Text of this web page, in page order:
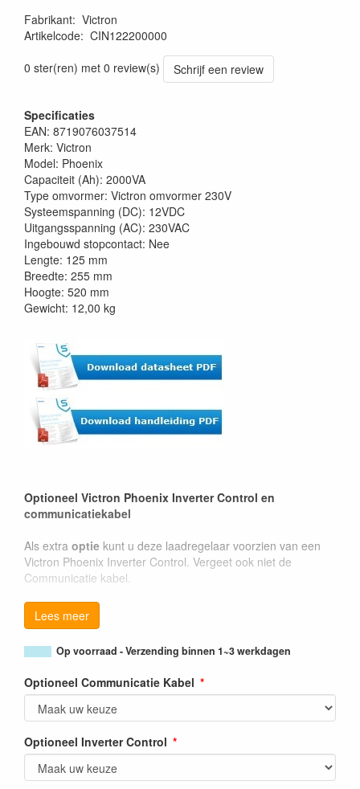
Fabrikant: Victron
Artikelcode: CIN122200000
0 ster(ren) met 0 review(s)
Schrijf een review
Specificaties
EAN: 8719076037514
Merk: Victron
Model: Phoenix
Capaciteit (Ah): 2000VA
Type omvormer: Victron omvormer 230V
Systeemspanning (DC): 12VDC
Uitgangsspanning (AC): 230VAC
Ingebouwd stopcontact: Nee
Lengte: 125 mm
Breedte: 255 mm
Hoogte: 520 mm
Gewicht: 12,00 kg
Optioneel Victron Phoenix Inverter Control en
communicatiekabel
Als extra optie kunt u deze laadregelaar voorzien van een
Victron Phoenix Inverter Control. Vergeet ook niet de
Communicatie kabel.
Lees meer
Op voorraad - Verzending binnen 1~3 werkdagen
Optioneel Communicatie Kabel
Optioneel Inverter Control